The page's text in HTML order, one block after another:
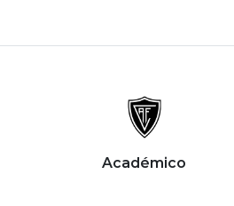
Académico